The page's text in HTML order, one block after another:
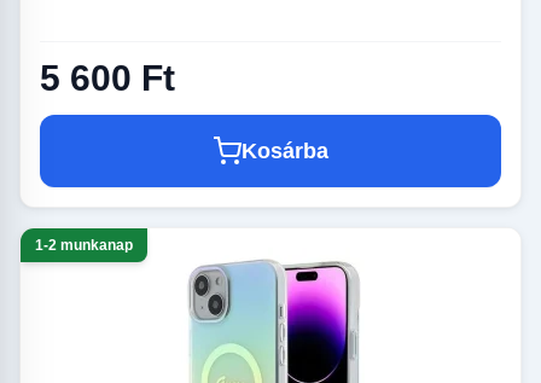
5 600 Ft
Kosárba
1-2 munkanap